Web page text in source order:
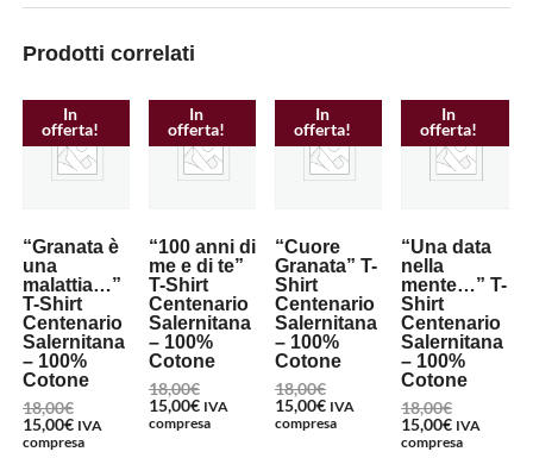
Prodotti correlati
In
offerta!
“Granata è
una
malattia…”
T-Shirt
Centenario
Salernitana
– 100%
Cotone
18,00€
prezzo
originale
15,00€Il
prezzo
IVA
compresa
In
offerta!
“100 anni di
me e di te”
T-Shirt
Centenario
Salernitana
– 100%
Cotone
18,00€
prezzo
originale
15,00€Il
prezzo
IVA
compresa
In
offerta!
“Cuore
Granata” T-
Shirt
Centenario
Salernitana
– 100%
Cotone
18,00€
prezzo
originale
15,00€Il
prezzo
IVA
compresa
In
offerta!
“Una data
nella
mente…” T-
Shirt
Centenario
Salernitana
– 100%
Cotone
18,00€
prezzo
15,00€Il
prezzo
IVA
compresa